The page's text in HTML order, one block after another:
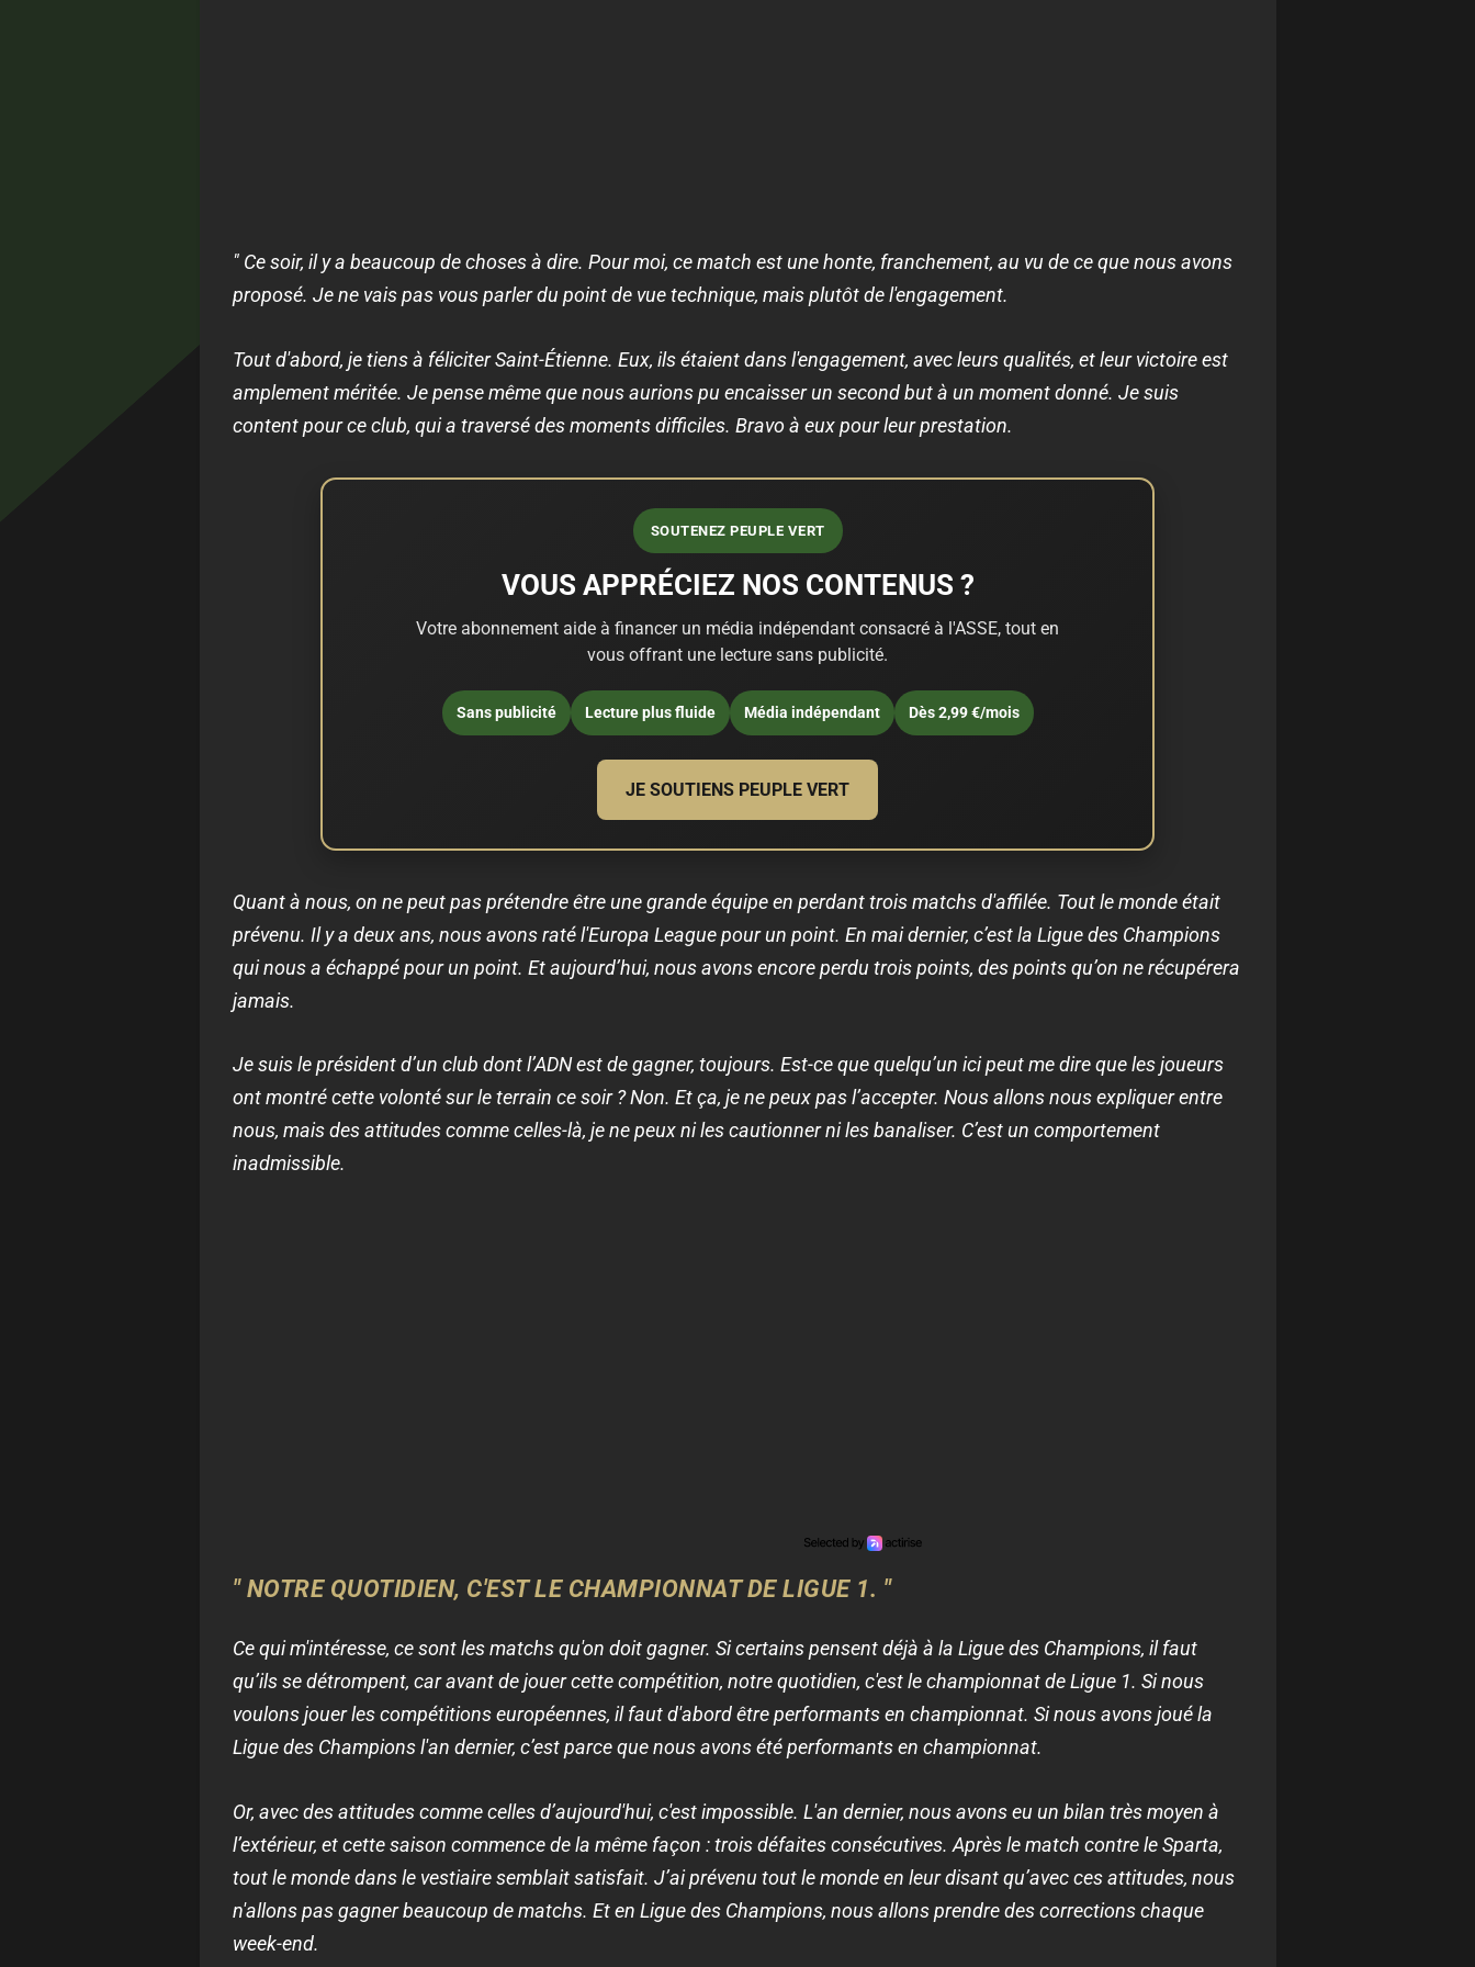
" Ce soir, il y a beaucoup de choses à dire. Pour moi, ce match est une honte, franchement, au vu de ce que nous avons
proposé. Je ne vais pas vous parler du point de vue technique, mais plutôt de l'engagement.
Tout d'abord, je tiens à féliciter Saint-Étienne. Eux, ils étaient dans l'engagement, avec leurs qualités, et leur victoire est
amplement méritée. Je pense même que nous aurions pu encaisser un second but à un moment donné. Je suis
content pour ce club, qui a traversé des moments difficiles. Bravo à eux pour leur prestation.
SOUTENEZ PEUPLE VERT
VOUS APPRÉCIEZ NOS CONTENUS ?
Votre abonnement aide à financer un média indépendant consacré à l'ASSE, tout en
vous offrant une lecture sans publicité.
Sans publicité Lecture plus fluide Média indépendant Dès 2,99 €/mois
JE SOUTIENS PEUPLE VERT
Quant à nous, on ne peut pas prétendre être une grande équipe en perdant trois matchs d'affilée. Tout le monde était
prévenu. Il y a deux ans, nous avons raté l'Europa League pour un point. En mai dernier, c’est la Ligue des Champions
qui nous a échappé pour un point. Et aujourd’hui, nous avons encore perdu trois points, des points qu’on ne récupérera
jamais.
Je suis le président d’un club dont l’ADN est de gagner, toujours. Est-ce que quelqu’un ici peut me dire que les joueurs
ont montré cette volonté sur le terrain ce soir ? Non. Et ça, je ne peux pas l’accepter. Nous allons nous expliquer entre
nous, mais des attitudes comme celles-là, je ne peux ni les cautionner ni les banaliser. C’est un comportement
inadmissible.
" NOTRE QUOTIDIEN, C'EST LE CHAMPIONNAT DE LIGUE 1. "
Ce qui m'intéresse, ce sont les matchs qu'on doit gagner. Si certains pensent déjà à la Ligue des Champions, il faut
qu’ils se détrompent, car avant de jouer cette compétition, notre quotidien, c'est le championnat de Ligue 1. Si nous
voulons jouer les compétitions européennes, il faut d'abord être performants en championnat. Si nous avons joué la
Ligue des Champions l'an dernier, c’est parce que nous avons été performants en championnat.
Or, avec des attitudes comme celles d’aujourd'hui, c'est impossible. L'an dernier, nous avons eu un bilan très moyen à
l’extérieur, et cette saison commence de la même façon : trois défaites consécutives. Après le match contre le Sparta,
tout le monde dans le vestiaire semblait satisfait. J’ai prévenu tout le monde en leur disant qu’avec ces attitudes, nous
n'allons pas gagner beaucoup de matchs. Et en Ligue des Champions, nous allons prendre des corrections chaque
week-end.